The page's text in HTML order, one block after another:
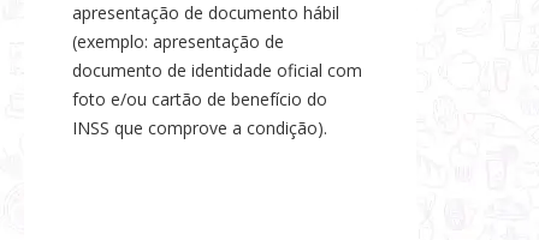
apresentação de documento hábil
(exemplo: apresentação de
documento de identidade oficial com
foto e/ou cartão de benefício do
INSS que comprove a condição).